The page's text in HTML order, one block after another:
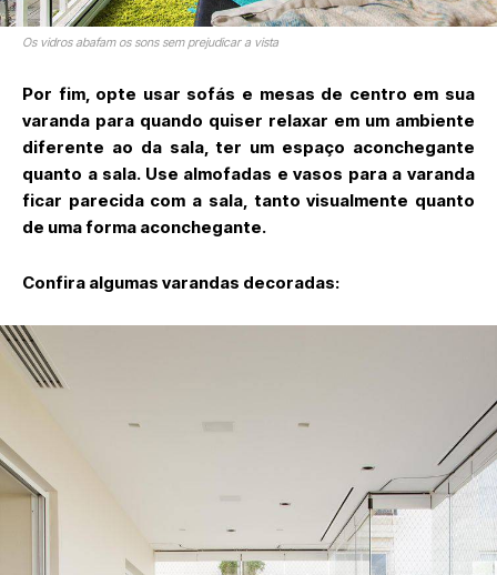
Os vidros abafam os sons sem prejudicar a vista
Por fim, opte usar sofás e mesas de centro em sua
varanda para quando quiser relaxar em um ambiente
diferente ao da sala, ter um espaço aconchegante
quanto a sala. Use almofadas e vasos para a varanda
ficar parecida com a sala, tanto visualmente quanto
de uma forma aconchegante.
Confira algumas varandas decoradas: